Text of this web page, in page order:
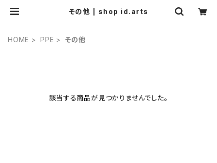
その他 | shop id.arts
HOME PPE その他
該当する商品が見つかりませんでした。